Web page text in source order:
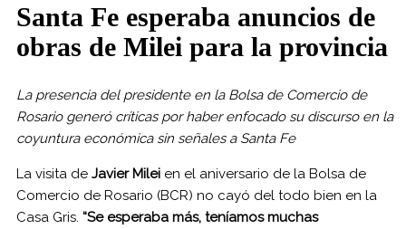
Santa Fe esperaba anuncios de
obras de Milei para la provincia
La presencia del presidente en la Bolsa de Comercio de
Rosario generó críticas por haber enfocado su discurso en la
coyuntura económica sin señales a Santa Fe
La visita de Javier Milei en el aniversario de la Bolsa de
Comercio de Rosario (BCR) no cayó del todo bien en la
Casa Gris. “Se esperaba más, teníamos muchas